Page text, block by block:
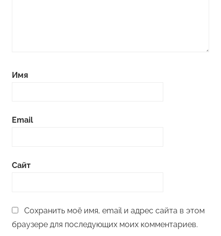
Имя
Email
Сайт
Сохранить моё имя, email и адрес сайта в этом
браузере для последующих моих комментариев.